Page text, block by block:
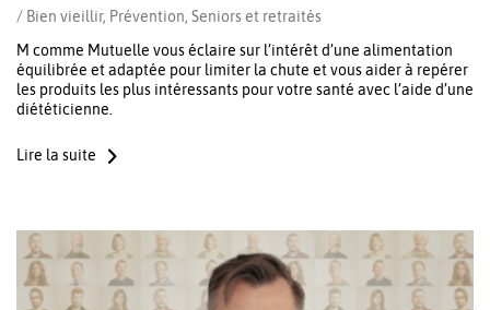
/ Bien vieillir, Prévention, Seniors et retraités
M comme Mutuelle vous éclaire sur l’intérêt d’une alimentation
équilibrée et adaptée pour limiter la chute et vous aider à repérer
les produits les plus intéressants pour votre santé avec l’aide d’une
diététicienne.
Lire la suite